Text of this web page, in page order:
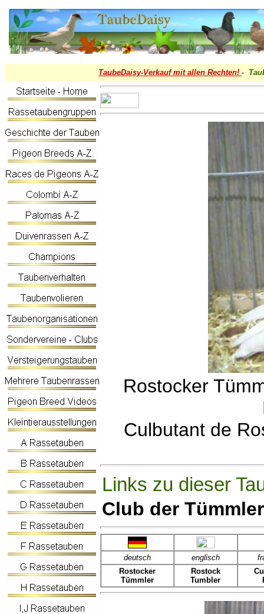
TaubeDaisy-Verkauf mit allen Rechten! -
Rostocker
Culbutant de
Links zu dieser
Club der
deutsch englisch
Rostocker
Tümmler
Rostock
Tumbler